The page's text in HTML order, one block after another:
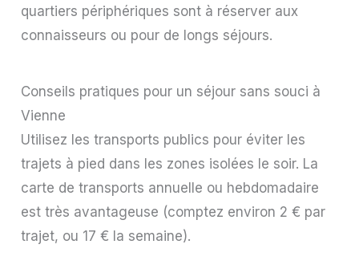
quartiers périphériques sont à réserver aux
connaisseurs ou pour de longs séjours.
Conseils pratiques pour un séjour sans souci à
Vienne
Utilisez les transports publics pour éviter les
trajets à pied dans les zones isolées le soir. La
carte de transports annuelle ou hebdomadaire
est très avantageuse (comptez environ 2 € par
trajet, ou 17 € la semaine).